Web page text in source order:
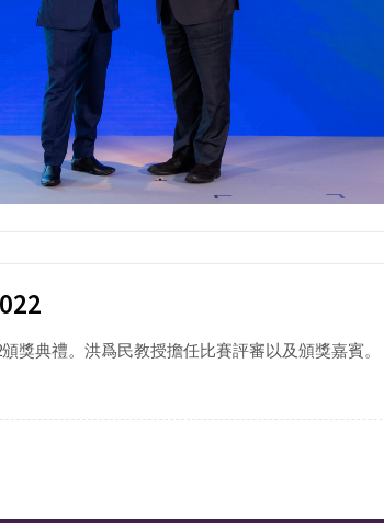
獎典禮。洪爲民教授擔任比賽評審以及頒獎嘉賓。